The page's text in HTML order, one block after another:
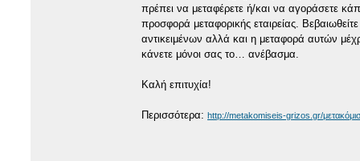
πρέπει να μεταφέρετε ή/και να αγοράσετε
προσφορά μεταφορικής εταιρείας.
αντικειμένων αλλά και η μεταφορά αυτών
κάνετε μόνοι σας το… ανέβασμα.
Καλή επιτυχία!
Περισσότερα: http://metakomiseis-grizos.gr/